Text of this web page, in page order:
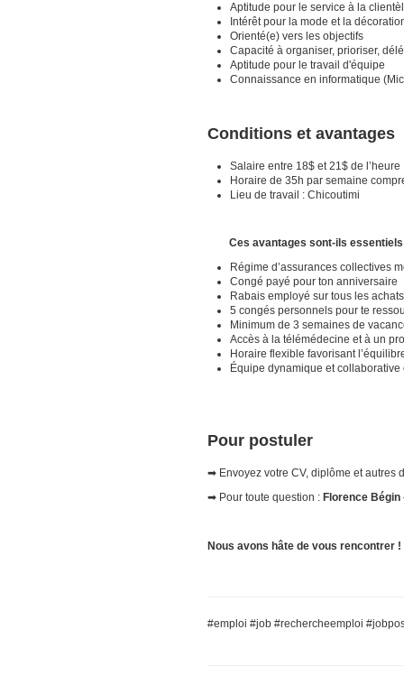
Aptitude pour le service à la
Intérêt pour la mode et la
Orienté(e) vers les objectifs
Capacité à organiser, prioriser,
Aptitude pour le travail d'équipe
Connaissance en informatique
Conditions et avantages
Salaire entre 18$ et 21$ de l’heure
Horaire de 35h par semaine
Lieu de travail : Chicoutimi
Ces avantages sont-ils essentiels
Régime d’assurances collectives
Congé payé pour ton anniversaire
Rabais employé sur tous les
5 congés personnels pour te
Minimum de 3 semaines de
Accès à la télémédecine et à un
Horaire flexible favorisant
Équipe dynamique et
Pour postuler
➡ Envoyez votre CV, diplôme et autres
➡ Pour toute question : Florence
Nous avons hâte de vous rencontrer !
#emploi #job #rechercheemploi